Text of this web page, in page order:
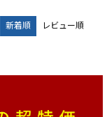
新着順 レビュー順